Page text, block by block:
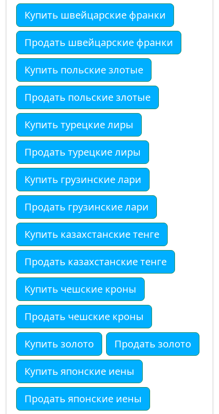
Купить швейцарские франки
Продать швейцарские франки
Купить польские злотые
Продать польские злотые
Купить турецкие лиры
Продать турецкие лиры
Купить грузинские лари
Продать грузинские лари
Купить казахстанские тенге
Продать казахстанские тенге
Купить чешские кроны
Продать чешские кроны
Купить золото Продать золото
Купить японские иены
Продать японские иены